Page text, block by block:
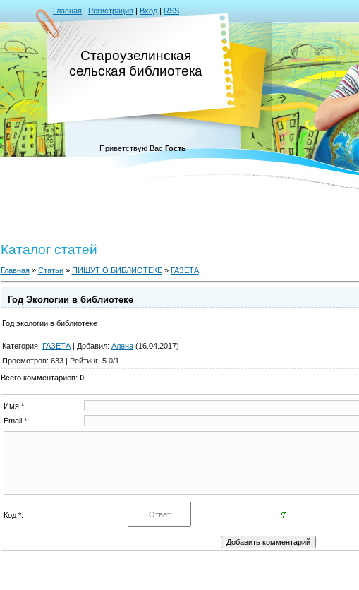
Главная | Регистрация | Вход | RSS
Староузелинская
сельская библиотека
Приветствую Вас Гость
Каталог статей
Главная» Статьи» ПИШУТ О БИБЛИОТЕКЕ» ГАЗЕТА
Год Экологии в библиотеке
Год экологии в библиотеке
Категория: ГАЗЕТА| Добавил: Алена(16.04.2017)
Просмотров: 633 | Рейтинг: 5.0/1
Всего комментариев: 0
Имя *:
Email *:
Код *: